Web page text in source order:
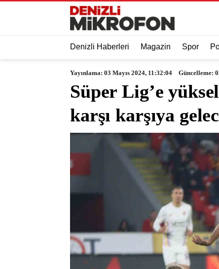
Denizli Haberleri Magazin Spor
Yayınlama: 03 Mayıs 2024, 11:32:04 Güncelleme:
Süper Lig’e
karşı karşıya